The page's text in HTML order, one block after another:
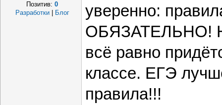
Позитив:0
Разработки
Блог
уверенно:
ОБЯЗАТЕЛЬНО!
всё равно
классе. ЕГЭ
правила!!!